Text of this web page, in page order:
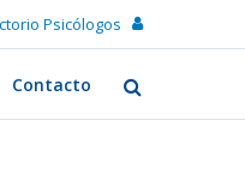
Psicólogos
Contacto